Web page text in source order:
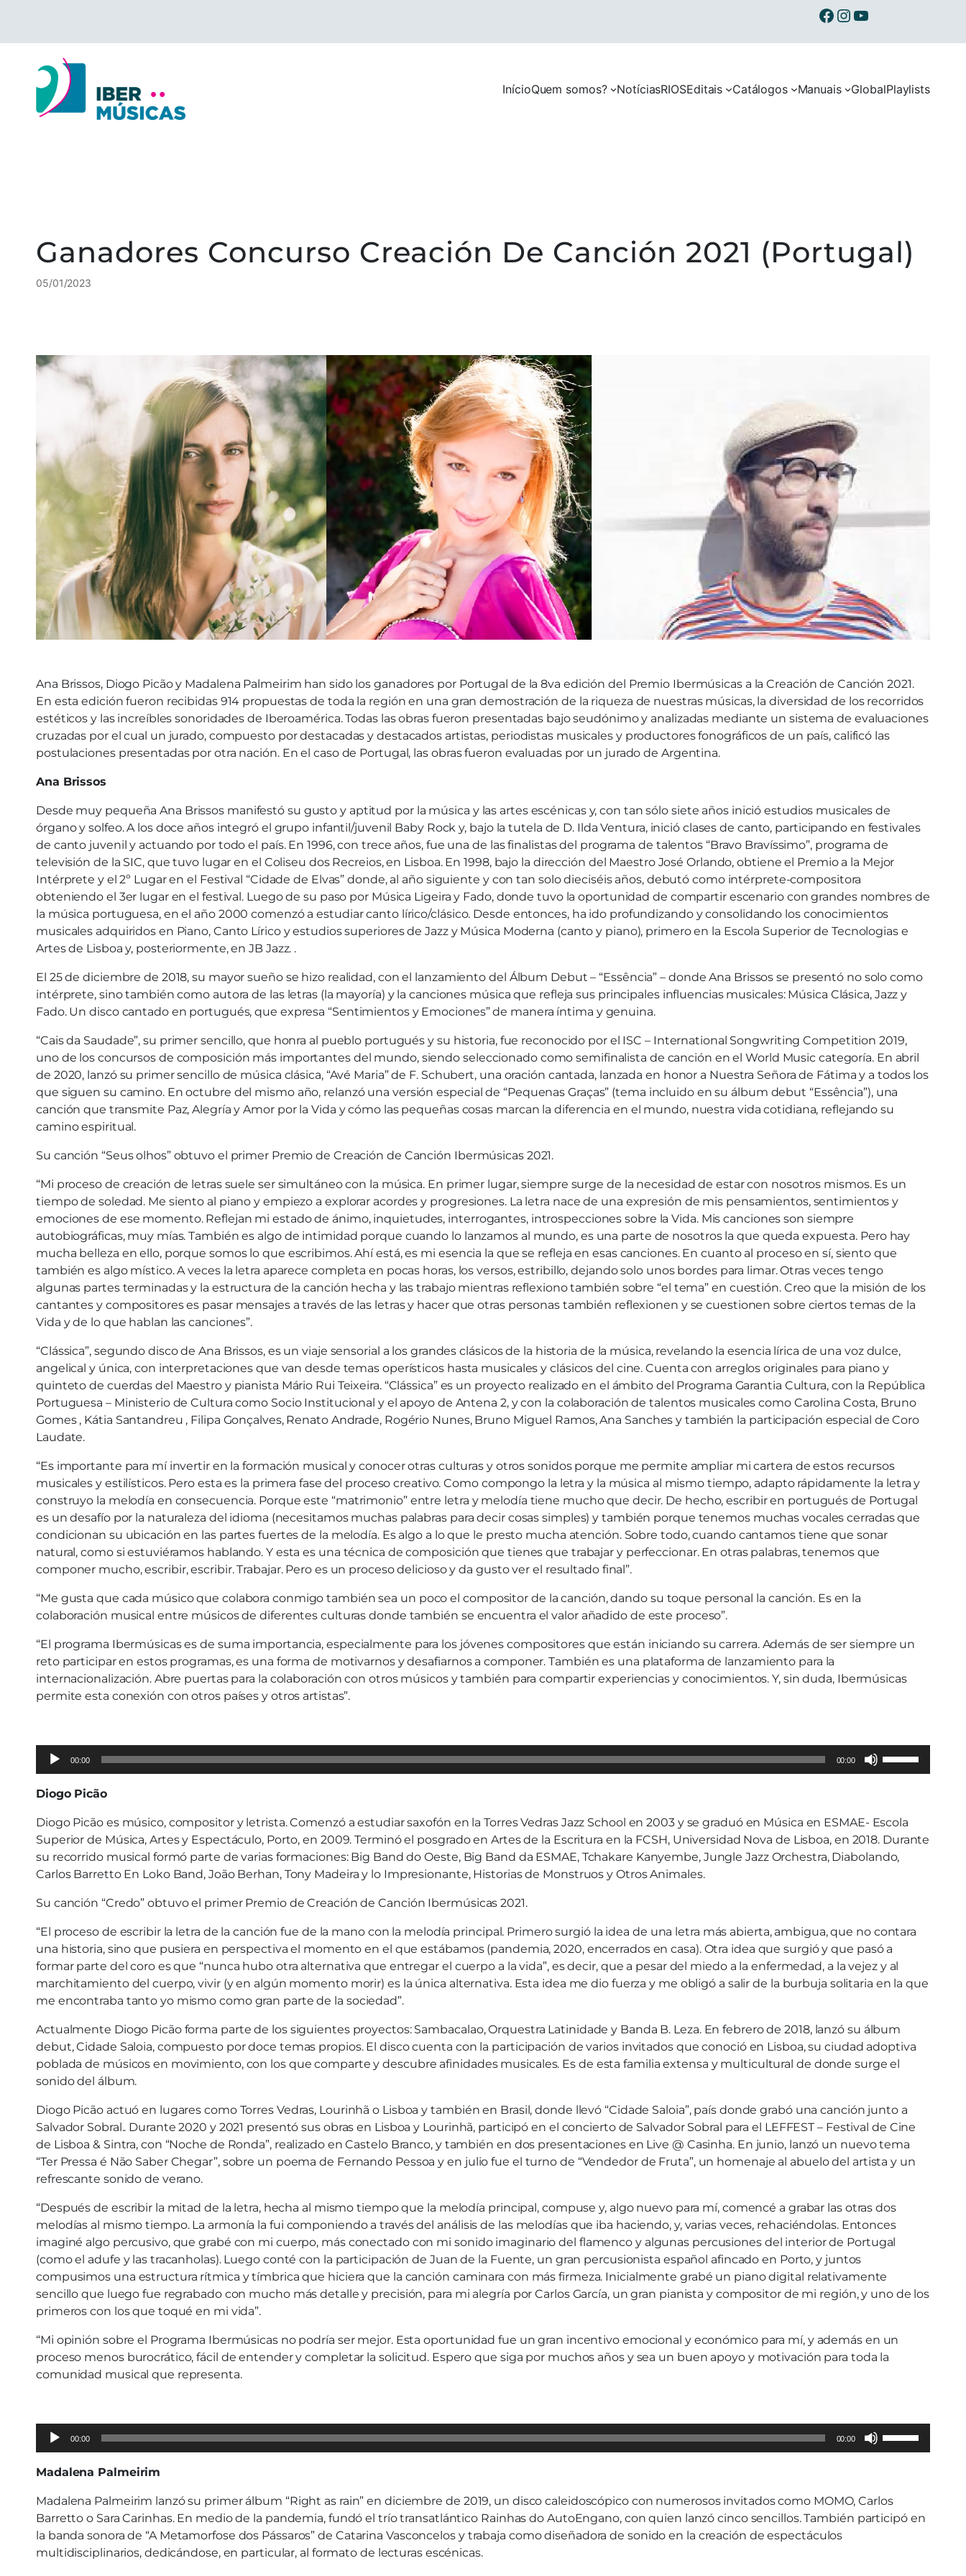
o
InícioQuem somos? NotíciasRIOSEditais Catálogos Manuais GlobalPlaylists
Ibermusicas no Facebook
Ibermusicas no Instagram
Ibermusicas no Youtube
Ganadores Concurso Creación De Canción 2021 (Portugal)
05/01/2023
Ana Brissos, Diogo Picão y Madalena Palmeirim han sido los ganadores por Portugal de la 8va edición del Premio Ibermúsicas a la Creación de Canción 2021.
En esta edición fueron recibidas 914 propuestas de toda la región en una gran demostración de la riqueza de nuestras músicas, la diversidad de los recorridos
estéticos y las increíbles sonoridades de Iberoamérica. Todas las obras fueron presentadas bajo seudónimo y analizadas mediante un sistema de evaluaciones
cruzadas por el cual un jurado, compuesto por destacadas y destacados artistas, periodistas musicales y productores fonográficos de un país, calificó las
postulaciones presentadas por otra nación. En el caso de Portugal, las obras fueron evaluadas por un jurado de Argentina.
Ana Brissos
Desde muy pequeña Ana Brissos manifestó su gusto y aptitud por la música y las artes escénicas y, con tan sólo siete años inició estudios musicales de
órgano y solfeo. A los doce años integró el grupo infantil/juvenil Baby Rock y, bajo la tutela de D. Ilda Ventura, inició clases de canto, participando en festivales
de canto juvenil y actuando por todo el país. En 1996, con trece años, fue una de las finalistas del programa de talentos “Bravo Bravíssimo”, programa de
televisión de la SIC, que tuvo lugar en el Coliseu dos Recreios, en Lisboa. En 1998, bajo la dirección del Maestro José Orlando, obtiene el Premio a la Mejor
Intérprete y el 2º Lugar en el Festival “Cidade de Elvas” donde, al año siguiente y con tan solo dieciséis años, debutó como intérprete-compositora
obteniendo el 3er lugar en el festival. Luego de su paso por Música Ligeira y Fado, donde tuvo la oportunidad de compartir escenario con grandes nombres de
la música portuguesa, en el año 2000 comenzó a estudiar canto lírico/clásico. Desde entonces, ha ido profundizando y consolidando los conocimientos
musicales adquiridos en Piano, Canto Lírico y estudios superiores de Jazz y Música Moderna (canto y piano), primero en la Escola Superior de Tecnologias e
Artes de Lisboa y, posteriormente, en JB Jazz. .
El 25 de diciembre de 2018, su mayor sueño se hizo realidad, con el lanzamiento del Álbum Debut – “Essência” – donde Ana Brissos se presentó no solo como
intérprete, sino también como autora de las letras (la mayoría) y la canciones música que refleja sus principales influencias musicales: Música Clásica, Jazz y
Fado. Un disco cantado en portugués, que expresa “Sentimientos y Emociones” de manera íntima y genuina.
“Cais da Saudade”, su primer sencillo, que honra al pueblo portugués y su historia, fue reconocido por el ISC – International Songwriting Competition 2019,
uno de los concursos de composición más importantes del mundo, siendo seleccionado como semifinalista de canción en el World Music categoría. En abril
de 2020, lanzó su primer sencillo de música clásica, “Avé Maria” de F. Schubert, una oración cantada, lanzada en honor a Nuestra Señora de Fátima y a todos los
que siguen su camino. En octubre del mismo año, relanzó una versión especial de “Pequenas Graças” (tema incluido en su álbum debut “Essência”), una
canción que transmite Paz, Alegría y Amor por la Vida y cómo las pequeñas cosas marcan la diferencia en el mundo, nuestra vida cotidiana, reflejando su
camino espiritual.
Su canción “Seus olhos” obtuvo el primer Premio de Creación de Canción Ibermúsicas 2021.
“Mi proceso de creación de letras suele ser simultáneo con la música. En primer lugar, siempre surge de la necesidad de estar con nosotros mismos. Es un
tiempo de soledad. Me siento al piano y empiezo a explorar acordes y progresiones. La letra nace de una expresión de mis pensamientos, sentimientos y
emociones de ese momento. Reflejan mi estado de ánimo, inquietudes, interrogantes, introspecciones sobre la Vida. Mis canciones son siempre
autobiográficas, muy mías. También es algo de intimidad porque cuando lo lanzamos al mundo, es una parte de nosotros la que queda expuesta. Pero hay
mucha belleza en ello, porque somos lo que escribimos. Ahí está, es mi esencia la que se refleja en esas canciones. En cuanto al proceso en sí, siento que
también es algo místico. A veces la letra aparece completa en pocas horas, los versos, estribillo, dejando solo unos bordes para limar. Otras veces tengo
algunas partes terminadas y la estructura de la canción hecha y las trabajo mientras reflexiono también sobre “el tema” en cuestión. Creo que la misión de los
cantantes y compositores es pasar mensajes a través de las letras y hacer que otras personas también reflexionen y se cuestionen sobre ciertos temas de la
Vida y de lo que hablan las canciones”.
“Clássica”, segundo disco de Ana Brissos, es un viaje sensorial a los grandes clásicos de la historia de la música, revelando la esencia lírica de una voz dulce,
angelical y única, con interpretaciones que van desde temas operísticos hasta musicales y clásicos del cine. Cuenta con arreglos originales para piano y
quinteto de cuerdas del Maestro y pianista Mário Rui Teixeira. “Clássica” es un proyecto realizado en el ámbito del Programa Garantia Cultura, con la República
Portuguesa – Ministerio de Cultura como Socio Institucional y el apoyo de Antena 2, y con la colaboración de talentos musicales como Carolina Costa, Bruno
Gomes , Kátia Santandreu , Filipa Gonçalves, Renato Andrade, Rogério Nunes, Bruno Miguel Ramos, Ana Sanches y también la participación especial de Coro
Laudate.
“Es importante para mí invertir en la formación musical y conocer otras culturas y otros sonidos porque me permite ampliar mi cartera de estos recursos
musicales y estilísticos. Pero esta es la primera fase del proceso creativo. Como compongo la letra y la música al mismo tiempo, adapto rápidamente la letra y
construyo la melodía en consecuencia. Porque este “matrimonio” entre letra y melodía tiene mucho que decir. De hecho, escribir en portugués de Portugal
es un desafío por la naturaleza del idioma (necesitamos muchas palabras para decir cosas simples) y también porque tenemos muchas vocales cerradas que
condicionan su ubicación en las partes fuertes de la melodía. Es algo a lo que le presto mucha atención. Sobre todo, cuando cantamos tiene que sonar
natural, como si estuviéramos hablando. Y esta es una técnica de composición que tienes que trabajar y perfeccionar. En otras palabras, tenemos que
componer mucho, escribir, escribir. Trabajar. Pero es un proceso delicioso y da gusto ver el resultado final”.
“Me gusta que cada músico que colabora conmigo también sea un poco el compositor de la canción, dando su toque personal la canción. Es en la
colaboración musical entre músicos de diferentes culturas donde también se encuentra el valor añadido de este proceso”.
“El programa Ibermúsicas es de suma importancia, especialmente para los jóvenes compositores que están iniciando su carrera. Además de ser siempre un
reto participar en estos programas, es una forma de motivarnos y desafiarnos a componer. También es una plataforma de lanzamiento para la
internacionalización. Abre puertas para la colaboración con otros músicos y también para compartir experiencias y conocimientos. Y, sin duda, Ibermúsicas
permite esta conexión con otros países y otros artistas”.
Audio
00:00 00:00
to
increase
or
Diogo Picão
Diogo Picão es músico, compositor y letrista. Comenzó a estudiar saxofón en la Torres Vedras Jazz School en 2003 y se graduó en Música en ESMAE- Escola
Superior de Música, Artes y Espectáculo, Porto, en 2009. Terminó el posgrado en Artes de la Escritura en la FCSH, Universidad Nova de Lisboa, en 2018. Durante
su recorrido musical formó parte de varias formaciones: Big Band do Oeste, Big Band da ESMAE, Tchakare Kanyembe, Jungle Jazz Orchestra, Diabolando,
Carlos Barretto En Loko Band, João Berhan, Tony Madeira y lo Impresionante, Historias de Monstruos y Otros Animales.
Su canción “Credo” obtuvo el primer Premio de Creación de Canción Ibermúsicas 2021.
“El proceso de escribir la letra de la canción fue de la mano con la melodía principal. Primero surgió la idea de una letra más abierta, ambigua, que no contara
una historia, sino que pusiera en perspectiva el momento en el que estábamos (pandemia, 2020, encerrados en casa). Otra idea que surgió y que pasó a
formar parte del coro es que “nunca hubo otra alternativa que entregar el cuerpo a la vida”, es decir, que a pesar del miedo a la enfermedad, a la vejez y al
marchitamiento del cuerpo, vivir (y en algún momento morir) es la única alternativa. Esta idea me dio fuerza y me obligó a salir de la burbuja solitaria en la que
me encontraba tanto yo mismo como gran parte de la sociedad”.
Actualmente Diogo Picão forma parte de los siguientes proyectos: Sambacalao, Orquestra Latinidade y Banda B. Leza. En febrero de 2018, lanzó su álbum
debut, Cidade Saloia, compuesto por doce temas propios. El disco cuenta con la participación de varios invitados que conoció en Lisboa, su ciudad adoptiva
poblada de músicos en movimiento, con los que comparte y descubre afinidades musicales. Es de esta familia extensa y multicultural de donde surge el
sonido del álbum.
Diogo Picão actuó en lugares como Torres Vedras, Lourinhã o Lisboa y también en Brasil, donde llevó “Cidade Saloia”, país donde grabó una canción junto a
Salvador Sobral.. Durante 2020 y 2021 presentó sus obras en Lisboa y Lourinhã, participó en el concierto de Salvador Sobral para el LEFFEST – Festival de Cine
de Lisboa & Sintra, con “Noche de Ronda”, realizado en Castelo Branco, y también en dos presentaciones en Live @ Casinha. En junio, lanzó un nuevo tema
“Ter Pressa é Não Saber Chegar”, sobre un poema de Fernando Pessoa y en julio fue el turno de “Vendedor de Fruta”, un homenaje al abuelo del artista y un
refrescante sonido de verano.
“Después de escribir la mitad de la letra, hecha al mismo tiempo que la melodía principal, compuse y, algo nuevo para mí, comencé a grabar las otras dos
melodías al mismo tiempo. La armonía la fui componiendo a través del análisis de las melodías que iba haciendo, y, varias veces, rehaciéndolas. Entonces
imaginé algo percusivo, que grabé con mi cuerpo, más conectado con mi sonido imaginario del flamenco y algunas percusiones del interior de Portugal
(como el adufe y las tracanholas). Luego conté con la participación de Juan de la Fuente, un gran percusionista español afincado en Porto, y juntos
compusimos una estructura rítmica y tímbrica que hiciera que la canción caminara con más firmeza. Inicialmente grabé un piano digital relativamente
sencillo que luego fue regrabado con mucho más detalle y precisión, para mi alegría por Carlos García, un gran pianista y compositor de mi región, y uno de los
primeros con los que toqué en mi vida”.
“Mi opinión sobre el Programa Ibermúsicas no podría ser mejor. Esta oportunidad fue un gran incentivo emocional y económico para mí, y además en un
proceso menos burocrático, fácil de entender y completar la solicitud. Espero que siga por muchos años y sea un buen apoyo y motivación para toda la
comunidad musical que representa.
Audio
00:00 00:00
to
increase
Madalena Palmeirim
Madalena Palmeirim lanzó su primer álbum “Right as rain” en diciembre de 2019, un disco caleidoscópico con numerosos invitados como MOMO, Carlos
Barretto o Sara Carinhas. En medio de la pandemia, fundó el trío transatlántico Rainhas do AutoEngano, con quien lanzó cinco sencillos. También participó en
la banda sonora de “A Metamorfose dos Pássaros” de Catarina Vasconcelos y trabaja como diseñadora de sonido en la creación de espectáculos
multidisciplinarios, dedicándose, en particular, al formato de lecturas escénicas.